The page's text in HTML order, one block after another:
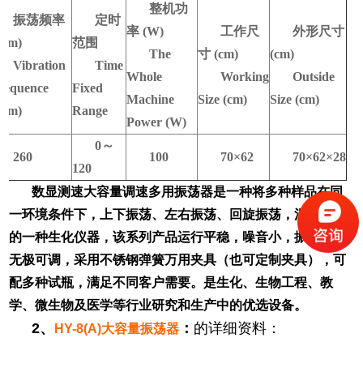
振荡频率
Vibration
定时
范围
Time
Fixed
Range
整机功
率 (W)
The
Whole
Machine
Power (W)
工作尺
寸 (cm)
Working
Size (cm)
外形尺寸
(cm)
Outside
Size (cm)
260
0～
120
100 70×62 70×62×28
数显测速大容量调速多用振荡器是一种将多种样品在同
一环境条件下，上下振荡、左右振荡、回旋振荡，混和均匀
的一种生化仪器，该系列产品运行平稳，噪音小，振荡速度
无极可调，采用不锈钢弹簧万用夹具（也可定制夹具），可
配多种试瓶，满足不同客户需要。是生化、生物工程、教
学、微生物及医学等行业研究和生产中的优选设备。
2、 HY-8(A)大容量振荡器 ： 的详细资料：